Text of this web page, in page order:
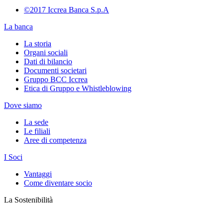
©2017 Iccrea Banca S.p.A
La banca
La storia
Organi sociali
Dati di bilancio
Documenti societari
Gruppo BCC Iccrea
Etica di Gruppo e Whistleblowing
Dove siamo
La sede
Le filiali
Aree di competenza
I Soci
Vantaggi
Come diventare socio
La Sostenibilità